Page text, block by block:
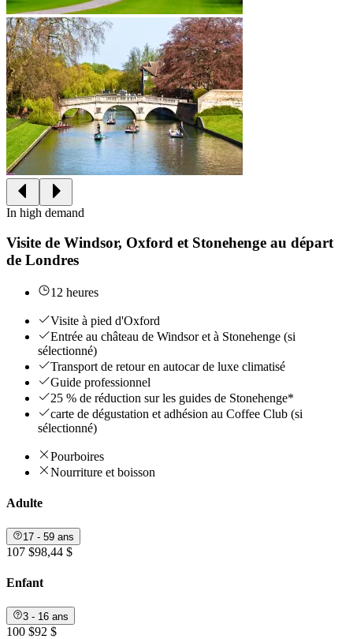
In high demand
Visite de Windsor, Oxford et Stonehenge au départ
de Londres
12 heures
Visite à pied d'Oxford
Entrée au château de Windsor et à Stonehenge (si
sélectionné)
Transport de retour en autocar de luxe climatisé
Guide professionnel
25 % de réduction sur les guides de Stonehenge*
carte de dégustation et adhésion au Coffee Club (si
sélectionné)
Pourboires
Nourriture et boisson
Adulte
17 - 59 ans
107 $98,44 $
Enfant
3 - 16 ans
100 $92 $